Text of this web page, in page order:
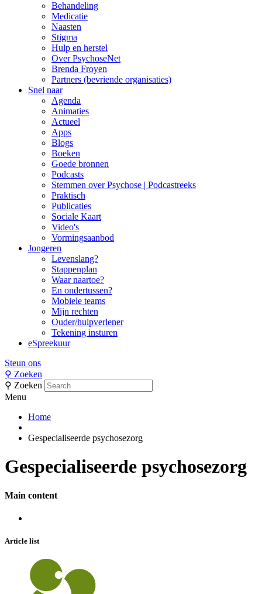
Behandeling
Medicatie
Naasten
Stigma
Hulp en herstel
Over PsychoseNet
Brenda Froyen
Partners (bevriende organisaties)
Snel naar
Agenda
Animaties
Actueel
Apps
Blogs
Boeken
Goede bronnen
Podcasts
Stemmen over Psychose | Podcastreeks
Praktisch
Publicaties
Sociale Kaart
Video's
Vormingsaanbod
Jongeren
Levenslang?
Stappenplan
Waar naartoe?
En ondertussen?
Mobiele teams
Mijn rechten
Ouder/hulpverlener
Tekening insturen
eSpreekuur
Steun ons
⚲ Zoeken
⚲ Zoeken
Menu
Home
Gespecialiseerde psychosezorg
Gespecialiseerde psychosezorg
Main content
Article list